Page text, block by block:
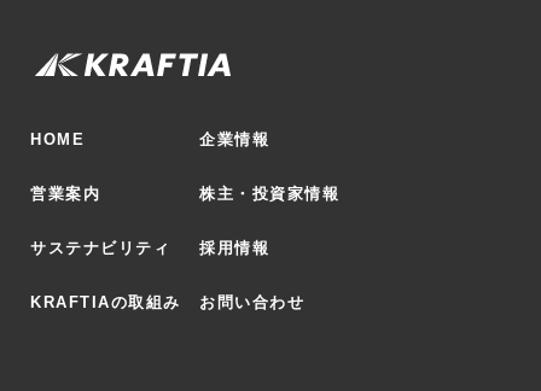
HOME 企業情報
営業案内 株主・投資家情報
サステナビリティ 採用情報
KRAFTIAの取組み お問い合わせ